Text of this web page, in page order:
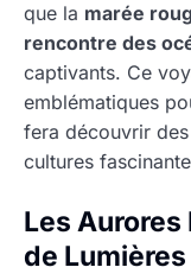
que la marée
rencontre des
captivants. Ce
emblématiques
fera découvrir
cultures
Les Aurores
de